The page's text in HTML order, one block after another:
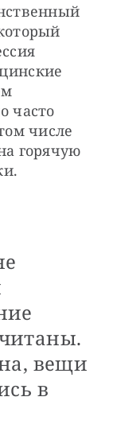
часто
числе
горячую
вещи
в